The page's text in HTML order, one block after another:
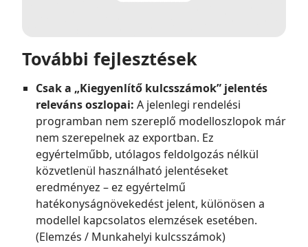
További fejlesztések
Csak a „Kiegyenlítő kulcsszámok” jelentés
releváns oszlopai: A jelenlegi rendelési
programban nem szereplő modelloszlopok már
nem szerepelnek az exportban. Ez
egyértelműbb, utólagos feldolgozás nélkül
közvetlenül használható jelentéseket
eredményez – ez egyértelmű
hatékonyságnövekedést jelent, különösen a
modellel kapcsolatos elemzések esetében.
(Elemzés / Munkahelyi kulcsszámok)